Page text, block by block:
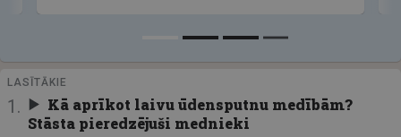
LASĪTĀKIE
Kā aprīkot laivu ūdensputnu medībām?
Stāsta pieredzējuši mednieki